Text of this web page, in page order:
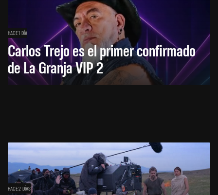
HACE 1 DÍA
Carlos Trejo es el primer confirmado
de La Granja VIP 2
HACE 2 DÍAS